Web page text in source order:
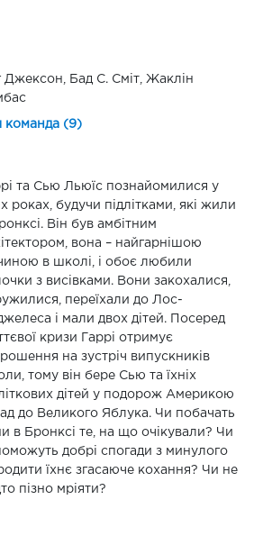
Джексон, Бад С. Сміт, Жаклін
команда (9)
та Сью Льюїс познайомилися у
роках, будучи підлітками, які жили
Він був амбітним
вона – найгарнішою
в школі, і обоє любили
з висівками. Вони закохалися,
переїхали до Лос-
і мали двох дітей. Посеред
кризи Гаррі отримує
на зустріч випускників
тому він бере Сью та їхніх
дітей у подорож Америкою
до Великого Яблука. Чи побачать
в Бронксі те, на що очікували? Чи
добрі спогади з минулого
їхнє згасаюче кохання? Чи не
пізно мріяти?